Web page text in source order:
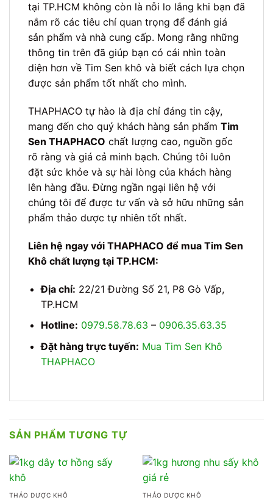
tại TP.HCM không còn là nỗi lo lắng khi bạn đã
nắm rõ các tiêu chí quan trọng để đánh giá
sản phẩm và nhà cung cấp. Mong rằng những
thông tin trên đã giúp bạn có cái nhìn toàn
diện hơn về Tim Sen khô và biết cách lựa chọn
được sản phẩm tốt nhất cho mình.
THAPHACO tự hào là địa chỉ đáng tin cậy,
mang đến cho quý khách hàng sản phẩm Tim
Sen THAPHACO chất lượng cao, nguồn gốc
rõ ràng và giá cả minh bạch. Chúng tôi luôn
đặt sức khỏe và sự hài lòng của khách hàng
lên hàng đầu. Đừng ngần ngại liên hệ với
chúng tôi để được tư vấn và sở hữu những sản
phẩm thảo dược tự nhiên tốt nhất.
Liên hệ ngay với THAPHACO để mua Tim Sen
Khô chất lượng tại TP.HCM:
Địa chỉ: 22/21 Đường Số 21, P8 Gò Vấp,
TP.HCM
Hotline: 0979.58.78.63 – 0906.35.63.35
Đặt hàng trực tuyến: Mua Tim Sen Khô
THAPHACO
SẢN PHẨM TƯƠNG TỰ
THẢO DƯỢC KHÔ THẢO DƯỢC KHÔ